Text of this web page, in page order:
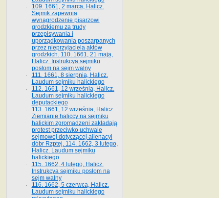
109. 1661, 2 marca, Halicz.
Sejmik zapewnia
wynagrodzenie pisarzowi
grodzkiemu za trudy
przepisywania i
uporządkowania poszarpanych
przez nieprzyjaciela aktów
grodzkich. 110. 1661, 21 maja,
Halicz. Instrukcya sejmiku
posłom na sejm walny
111. 1661, 8 sierpnia, Halicz.
Laudum sejmiku halickiego
112. 1661, 12 września, Halicz.
Laudum sejmiku halickiego
deputackiego
113. 1661, 12 września, Halicz.
Ziemianie haliccy na sejmiku
halickim zgromadzeni zakładają
protest przeciwko uchwale
sejmowej dotyczącej alienacyi
dóbr Rzptej. 114. 1662, 3 lutego,
Halicz. Laudum sejmiku
halickiego
115. 1662, 4 lutego, Halicz.
Instrukcya sejmiku posłom na
sejm walny
116. 1662, 5 czerwca, Halicz.
Laudum sejmiku halickiego